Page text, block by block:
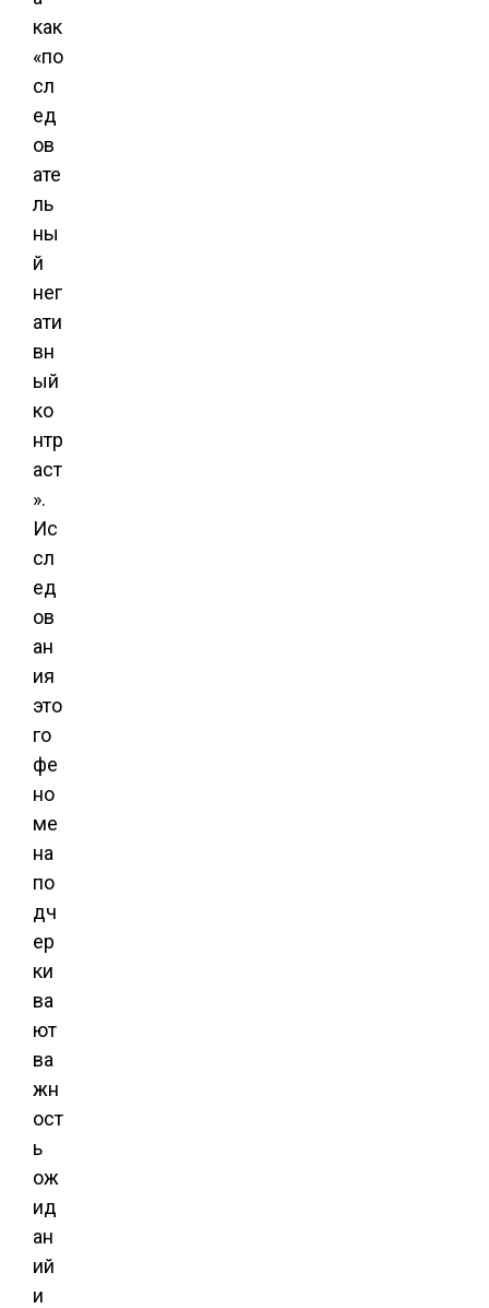
как
«по
сл
ед
ов
ате
ль
ны
й
нег
ати
вн
ый
ко
нтр
аст
».
Ис
сл
ед
ов
ан
ия
это
го
фе
но
ме
на
по
дч
ер
ки
ва
ют
ва
жн
ост
ь
ож
ид
ан
ий
и